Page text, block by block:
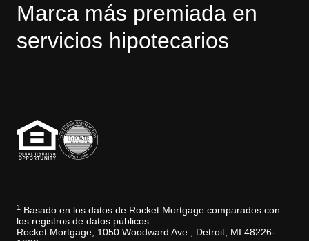
Marca más premiada en
servicios hipotecarios
1
Basado en los datos de Rocket Mortgage comparados con
los registros de datos públicos.
Rocket Mortgage, 1050 Woodward Ave., Detroit, MI 48226-